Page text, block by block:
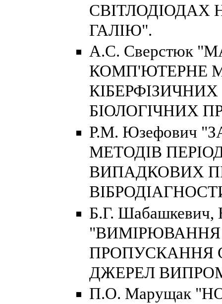
СВІТЛОДІОДАХ
ГАЛІЮ".
А.С. Сверстюк
КОМП'ЮТЕРНЕ
БІОЛОГІЧНИХ
Р.М. Юзефович
МЕТОДІВ
ВИПАДКОВИХ
Б.Г. Шабашкевич,
"ВИМІРЮВАННЯ
ПРОПУСКАННЯ
ДЖЕРЕЛ
П.О. Марущак